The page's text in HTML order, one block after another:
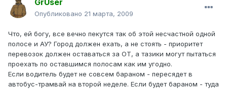
GrUser
Опубликовано 21 марта, 2009
Что, ей богу, все вечно пекутся так об этой несчастной одной
полосе и АУ? Город должен ехать, а не стоять - приоритет
перевозок должен оставаться за ОТ, а тазики могут пытаться
проехать по оставшимся полосам как им угодно.
Если водитель будет не совсем бараном - пересядет в
автобус-трамвай на второй неделе. Если будет бараном - туда